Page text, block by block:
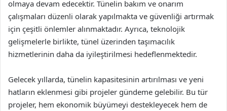
olmaya devam edecektir. Tünelin bakım ve onarım
çalışmaları düzenli olarak yapılmakta ve güvenliği artırmak
için çeşitli önlemler alınmaktadır. Ayrıca, teknolojik
gelişmelerle birlikte, tünel üzerinden taşımacılık
hizmetlerinin daha da iyileştirilmesi hedeflenmektedir.
Gelecek yıllarda, tünelin kapasitesinin artırılması ve yeni
hatların eklenmesi gibi projeler gündeme gelebilir. Bu tür
projeler, hem ekonomik büyümeyi destekleyecek hem de